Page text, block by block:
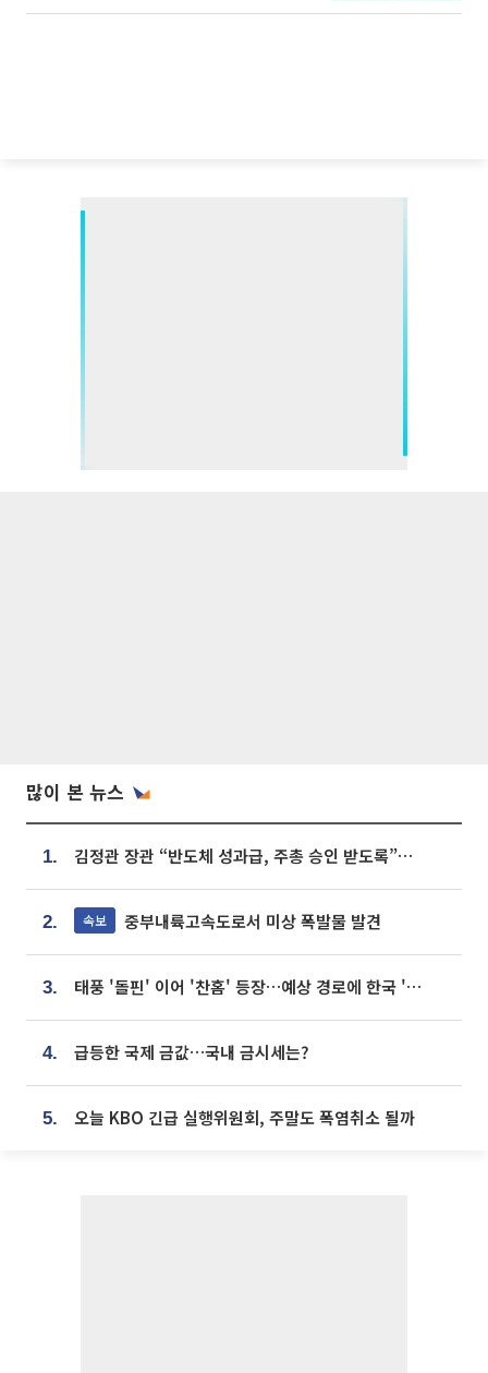
많이 본 뉴스
1. 김정관 장관 “반도체 성과급, 주총 승인 받도록”…상법·자본시장법 개정 시사
2. 속보 중부내륙고속도로서 미상 폭발물 발견
3. 태풍 '돌핀' 이어 '찬홈' 등장…예상 경로에 한국 '한숨'
4. 급등한 국제 금값…국내 금시세는?
5. 오늘 KBO 긴급 실행위원회, 주말도 폭염취소 될까